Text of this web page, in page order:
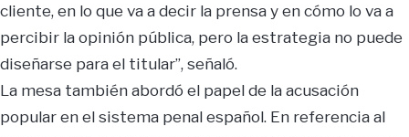
cliente, en lo que va a decir la prensa y en cómo lo va a
percibir la opinión pública, pero la estrategia no puede
diseñarse para el titular”, señaló.
La mesa también abordó el papel de la acusación
popular en el sistema penal español. En referencia al